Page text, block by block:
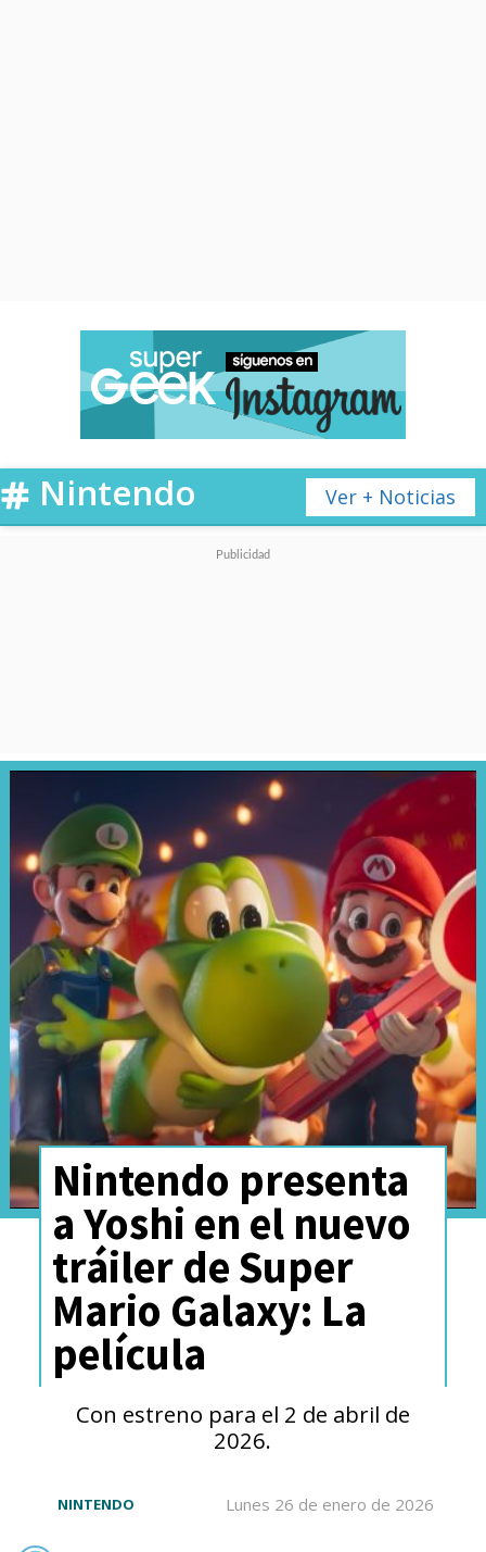
Ver + Noticias
Nintendo
Nintendo presenta
a Yoshi en el nuevo
tráiler de Super
Mario Galaxy: La
película
Con estreno para el 2 de abril de
2026.
Lunes 26 de enero de 2026
NINTENDO